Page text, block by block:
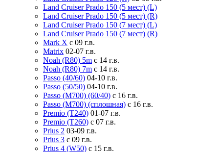
Land Cruiser Prado 150 (5 мест) (L)
Land Cruiser Prado 150 (5 мест) (R)
Land Cruiser Prado 150 (7 мест) (L)
Land Cruiser Prado 150 (7 мест) (R)
Mark X с 09 г.в.
Matrix 02-07 г.в.
Noah (R80) 5m с 14 г.в.
Noah (R80) 7m с 14 г.в.
Passo (40/60) 04-10 г.в.
Passo (50/50) 04-10 г.в.
Passo (M700) (60/40) с 16 г.в.
Passo (M700) (сплошная) с 16 г.в.
Premio (T240) 01-07 г.в.
Premio (T260) с 07 г.в.
Prius 2 03-09 г.в.
Prius 3 с 09 г.в.
Prius 4 (W50) с 15 г.в.